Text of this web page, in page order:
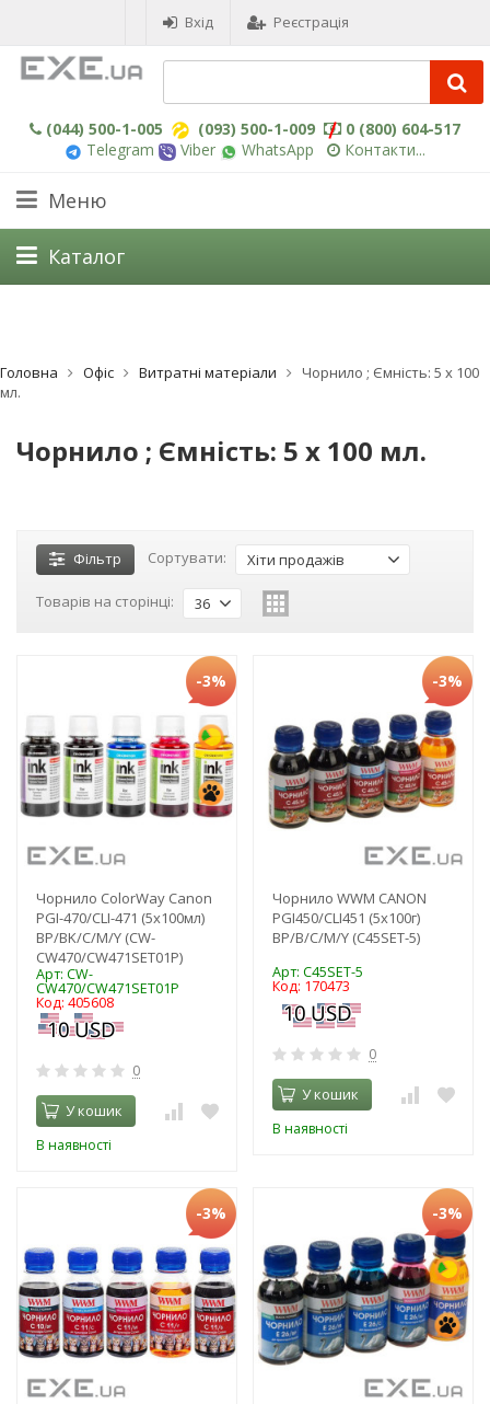
Вхід Реєстрація
(044) 500-1-005 (093) 500-1-009
0 (800) 604-517
Telegram
Viber WhatsApp Контакти...
Меню
Каталог
Головна Офіс Витратні матеріали
Чорнило ; Ємність: 5 х 100
мл.
Чорнило ; Ємність: 5 х 100 мл.
Фільтр Сортувати: Хіти продажів
Товарів на сторінці: 36
-3%
Чорнило ColorWay Canon
PGI-470/CLI-471 (5х100мл)
BP/BK/С/M/Y (CW-
CW470/CW471SET01P)
Арт: CW-
CW470/CW471SET01P
Код: 405608
0
У кошик
В наявності
-3%
Чорнило WWM CANON
PGI450/CLI451 (5х100г)
BP/B/C/M/Y (C45SET-5)
Арт: C45SET-5
Код: 170473
0
У кошик
В наявності
-3% -3%